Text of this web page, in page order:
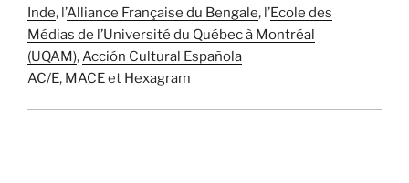
Inde, l’Alliance Française du Bengale, l’Ecole des
Médias de l’Université du Québec à Montréal
(UQAM),Acción Cultural Española
AC/E, MACEet Hexagram